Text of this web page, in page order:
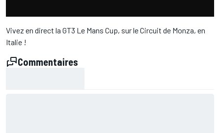
Vivez en direct la GT3 Le Mans Cup, sur le Circuit de Monza, en
Italie !
Commentaires